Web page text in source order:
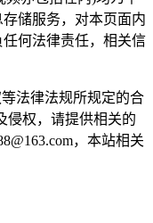
储服务，对本页面内
何法律责任，相关信
法律法规所规定的合
侵权，请提供相关的
，本站相关